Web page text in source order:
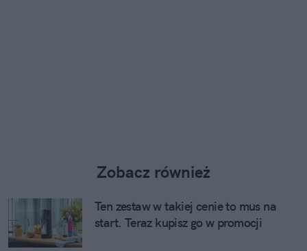
Zobacz również
Ten zestaw w takiej cenie to mus na
start. Teraz kupisz go w promocji